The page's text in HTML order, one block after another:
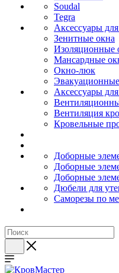
Soudal
Tegra
Аксессуары
Зенитные окна
Изоляционные
Мансардные
Окно-люк
Аксессуары
Вентиляция
Кровельные
Доборные
Доборные
Доборные
Дюбели для
Саморезы по